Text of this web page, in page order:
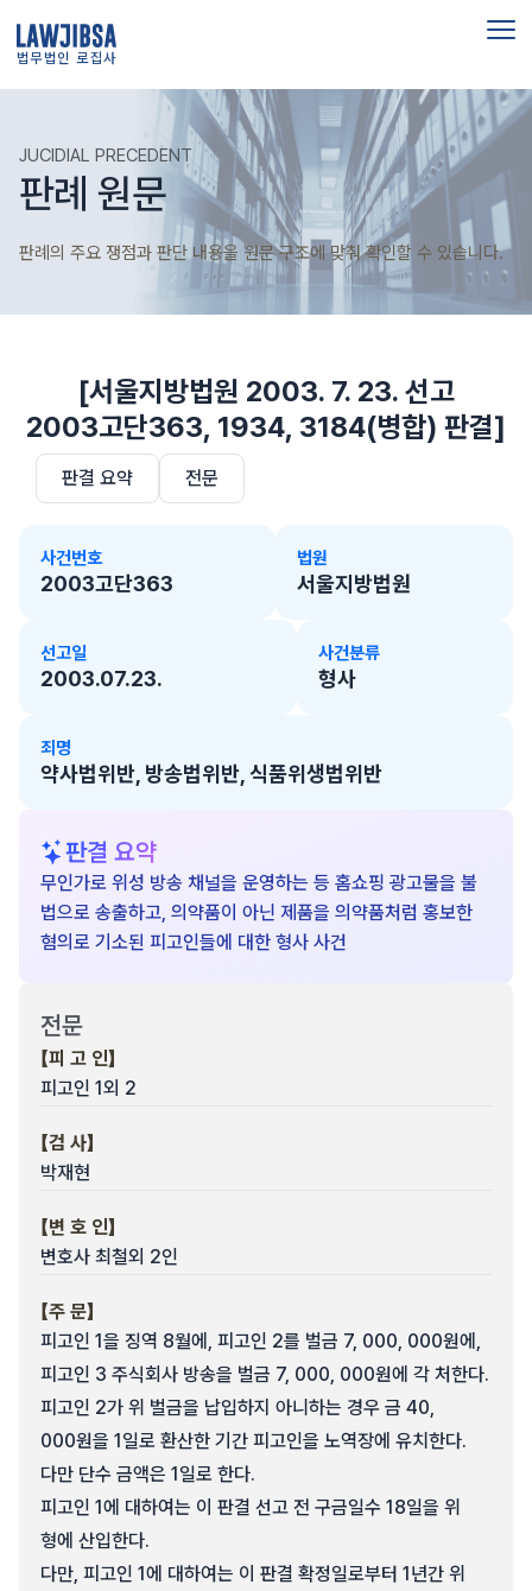
법무법인 로집사
JUCIDIAL PRECEDENT
판례 원문
판례의 주요 쟁점과 판단 내용을 원문 구조에 맞춰 확인할 수 있습니다.
[서울지방법원 2003. 7. 23. 선고
2003고단363, 1934, 3184(병합) 판결]
판결 요약 전문
사건번호
2003고단363
법원
서울지방법원
선고일
2003.07.23.
사건분류
형사
죄명
약사법위반, 방송법위반, 식품위생법위반
판결 요약
무인가로 위성 방송 채널을 운영하는 등 홈쇼핑 광고물을 불
법으로 송출하고, 의약품이 아닌 제품을 의약품처럼 홍보한
혐의로 기소된 피고인들에 대한 형사 사건
전문
【피 고 인】
피고인 1외 2
【검 사】
박재현
【변 호 인】
변호사 최철외 2인
【주 문】
피고인 1을 징역 8월에, 피고인 2를 벌금 7, 000, 000원에,
피고인 3 주식회사 방송을 벌금 7, 000, 000원에 각 처한다.
피고인 2가 위 벌금을 납입하지 아니하는 경우 금 40,
000원을 1일로 환산한 기간 피고인을 노역장에 유치한다.
다만 단수 금액은 1일로 한다.
피고인 1에 대하여는 이 판결 선고 전 구금일수 18일을 위
형에 산입한다.
다만, 피고인 1에 대하여는 이 판결 확정일로부터 1년간 위